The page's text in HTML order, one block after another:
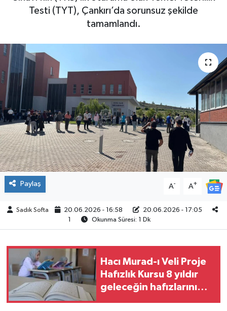
Testi (TYT), Çankırı’da sorunsuz şekilde
tamamlandı.
Paylaş A- A+
Sadık Softa 20.06.2026 - 16:58
20.06.2026 - 17:05
Okunma Süresi: 1 Dk
Hacı Murad-ı Veli Proje
Hafızlık Kursu 8 yıldır
geleceğin hafızlarını
YAŞAM
ÇEVRE
İLÇELER
RESMİ İLANLAR
KÜLTÜR
TURİZM
BİLİM&TEKNOLOJİ
BÖLGE
TÜRKİYE
Son Dakika Haberleri
Haber Arşivi